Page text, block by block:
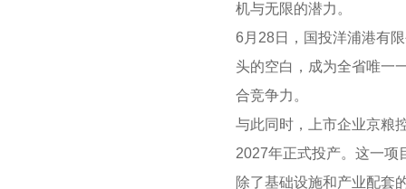
机与无限的潜力。
6月28日，国投洋浦港有
头的空白，成为全省唯一
合竞争力。
与此同时，上市企业京粮
2027年正式投产。这一项
除了基础设施和产业配套